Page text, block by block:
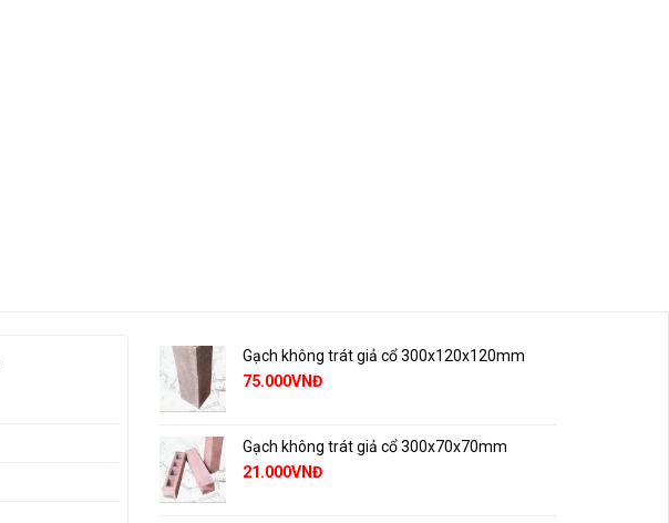
Gạch không trát giả cổ 300x120x120mm
75.000VNĐ
Gạch không trát giả cổ 300x70x70mm
21.000VNĐ